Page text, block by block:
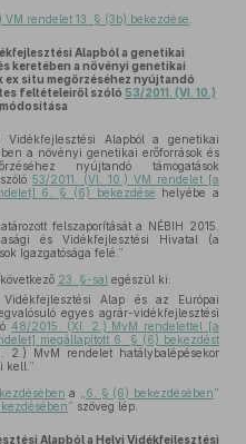
VM rendelet 13. § (3b) bekezdése
Alapból a genetikai
keretében a növényi genetikai
situ megőrzéséhez nyújtandó
feltételeiről szóló 53/2011. (VI. 10.)
módosítása
Vidékfejlesztési Alapból a genetikai
a növényi genetikai erőforrások és
nyújtandó támogatások
53/2011. (VI. 10.) VM rendelet [a
6. § (6) bekezdése helyébe a
felszaporítását a NÉBIH 2015.
és Vidékfejlesztési Hivatal (a
Igazgatósága felé.”
23. §-sal egészül ki:
Alap és az Európai
egyes agrár-vidékfejlesztési
48/2015. (XI. 2.) MvM rendelettel [a
megállapított 6. § (6) bekezdést
2.) MvM rendelet hatálybalépésekor
kell.”
a „ 6. § (6) bekezdésében”
” szöveg lép.
Alapból a Helyi Vidékfejlesztési